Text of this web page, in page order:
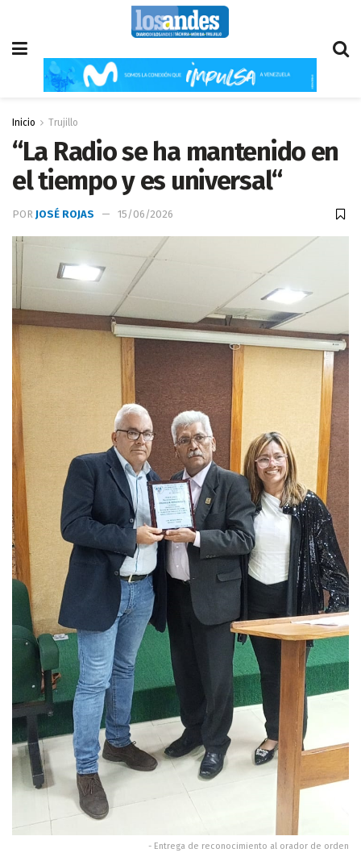
Inicio Trujillo
“La Radio se ha mantenido en
el tiempo y es universal“
POR JOSÉ ROJAS 15/06/2026
- Entrega de reconocimiento al orador de orden